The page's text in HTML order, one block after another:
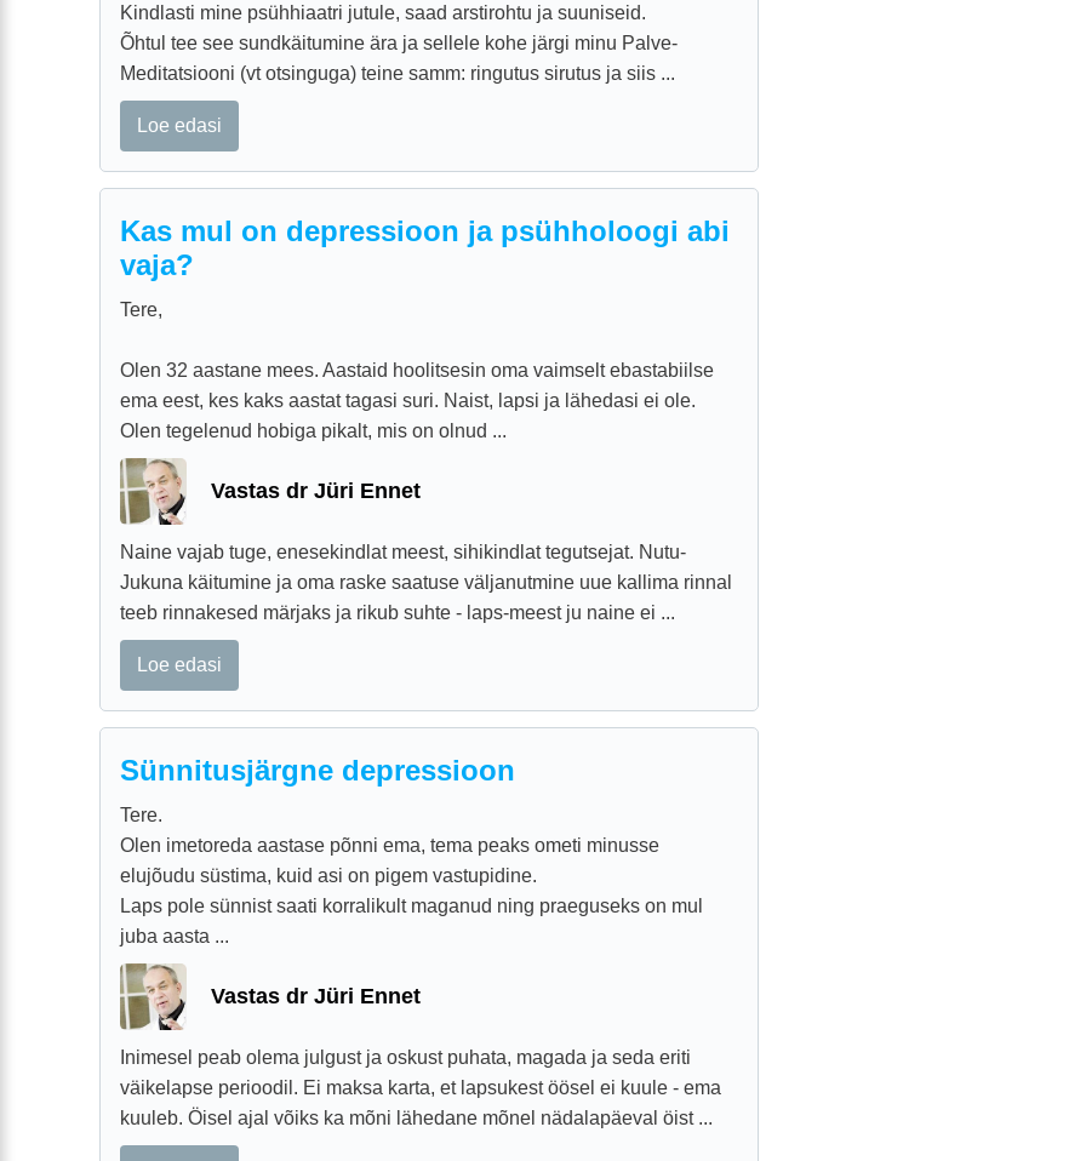
Kindlasti mine psühhiaatri jutule, saad arstirohtu ja suuniseid.
Õhtul tee see sundkäitumine ära ja sellele kohe järgi minu Palve-
Meditatsiooni (vt otsinguga) teine samm: ringutus sirutus ja siis ...
Loe edasi
Kas mul on depressioon ja psühholoogi abi
vaja?
Tere,
Olen 32 aastane mees. Aastaid hoolitsesin oma vaimselt ebastabiilse
ema eest, kes kaks aastat tagasi suri. Naist, lapsi ja lähedasi ei ole.
Olen tegelenud hobiga pikalt, mis on olnud ...
Vastas dr Jüri Ennet
Naine vajab tuge, enesekindlat meest, sihikindlat tegutsejat. Nutu-
Jukuna käitumine ja oma raske saatuse väljanutmine uue kallima rinnal
teeb rinnakesed märjaks ja rikub suhte - laps-meest ju naine ei ...
Loe edasi
Sünnitusjärgne depressioon
Tere.
Olen imetoreda aastase põnni ema, tema peaks ometi minusse
elujõudu süstima, kuid asi on pigem vastupidine.
Laps pole sünnist saati korralikult maganud ning praeguseks on mul
juba aasta ...
Vastas dr Jüri Ennet
Inimesel peab olema julgust ja oskust puhata, magada ja seda eriti
väikelapse perioodil. Ei maksa karta, et lapsukest öösel ei kuule - ema
kuuleb. Öisel ajal võiks ka mõni lähedane mõnel nädalapäeval öist ...